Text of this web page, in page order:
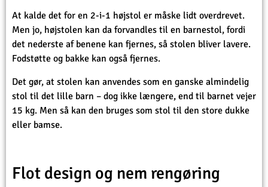
At kalde det for en 2-i-1 højstol er måske lidt overdrevet.
Men jo, højstolen kan da forvandles til en barnestol, fordi
det nederste af benene kan fjernes, så stolen bliver lavere.
Fodstøtte og bakke kan også fjernes.
Det gør, at stolen kan anvendes som en ganske almindelig
stol til det lille barn – dog ikke længere, end til barnet vejer
15 kg. Men så kan den bruges som stol til den store dukke
eller bamse.
Flot design og nem rengøring